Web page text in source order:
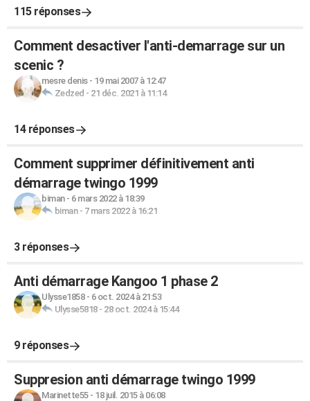
115 réponses
Comment desactiver l'anti-demarrage sur un
scenic ?
mesre denis- 19 mai 2007 à 12:47
Zedzed - 21 déc. 2021 à 11:14
14 réponses
Comment supprimer définitivement anti
démarrage twingo 1999
biman- 6 mars 2022 à 18:39
biman- 7 mars 2022 à 16:21
3 réponses
Anti démarrage Kangoo 1 phase 2
Ulysse1858- 6 oct. 2024 à 21:53
Ulysse5818- 28 oct. 2024 à 15:44
9 réponses
Suppresion anti démarrage twingo 1999
Marinette55- 18 juil. 2015 à 06:08